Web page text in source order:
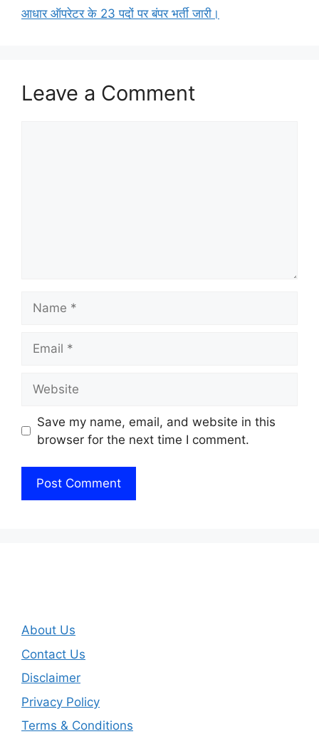
आधार ऑपरेटर के 23 पदों पर बंपर भर्ती जारी।
Leave a Comment
Save my name, email, and website in this
browser for the next time I comment.
About Us
Contact Us
Disclaimer
Privacy Policy
Terms & Conditions